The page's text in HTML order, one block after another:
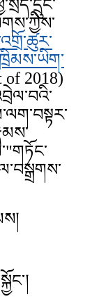
of 2018)